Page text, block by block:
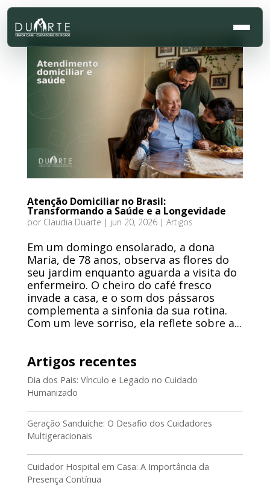
Atenção Domiciliar no Brasil:
Transformando a Saúde e a Longevidade
por Claudia Duarte | jun 20, 2026| Artigos
Em um domingo ensolarado, a dona
Maria, de 78 anos, observa as flores do
seu jardim enquanto aguarda a visita do
enfermeiro. O cheiro do café fresco
invade a casa, e o som dos pássaros
complementa a sinfonia da sua rotina.
Com um leve sorriso, ela reflete sobre a...
Artigos recentes
Dia dos Pais: Vínculo e Legado no Cuidado
Humanizado
Geração Sanduíche: O Desafio dos Cuidadores
Multigeracionais
Cuidador Hospital em Casa: A Importância da
Presença Contínua